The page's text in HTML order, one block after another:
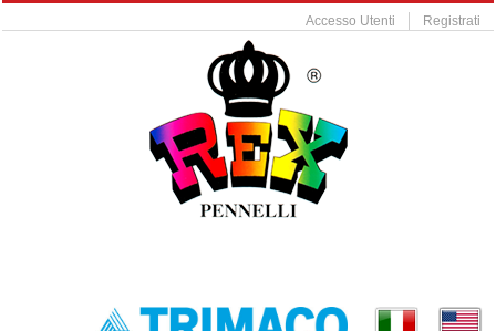
Accesso Utenti Registrati